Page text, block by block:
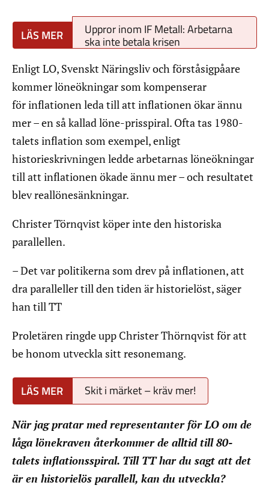
Uppror inom IF Metall: Arbetarna
ska inte betala krisen
Enligt LO, Svenskt Näringsliv och förståsigpåare
kommer löneökningar som kompenserar
för inflationen leda till att inflationen ökar ännu
mer – en så kallad löne-prisspiral. Ofta tas 1980-
talets inflation som exempel, enligt
historieskrivningen ledde arbetarnas löneökningar
till att inflationen ökade ännu mer – och resultatet
blev reallönesänkningar.
Christer Törnqvist köper inte den historiska
parallellen.
– Det var politikerna som drev på inflationen, att
dra paralleller till den tiden är historielöst, säger
han till TT
Proletären ringde upp Christer Thörnqvist för att
be honom utveckla sitt resonemang.
Skit i märket – kräv mer!
När jag pratar med representanter för LO om de
låga lönekraven återkommer de alltid till 80-
talets inflationsspiral. Till TT har du sagt att det
är en historielös parallell, kan du utveckla?